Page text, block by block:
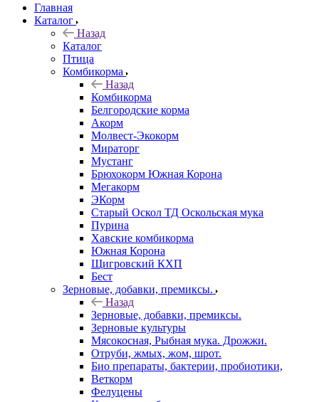
Главная
Каталог
Назад
Каталог
Птица
Комбикорма
Назад
Комбикорма
Белгородские корма
Акорм
Молвест-Экокорм
Мираторг
Мустанг
Брюхокорм Южная Корона
Мегакорм
ЭКорм
Старый Оскол ТД Оскольская мука
Пурина
Хавские комбикорма
Южная Корона
Щигровский КХП
Бест
Зерновые, добавки, премиксы.
Назад
Зерновые, добавки, премиксы.
Зерновые культуры
Мясокосная, Рыбная мука. Дрожжи.
Отруби, жмых, жом, шрот.
Био препараты, бактерии, пробиотики,
Веткорм
Фелуцены